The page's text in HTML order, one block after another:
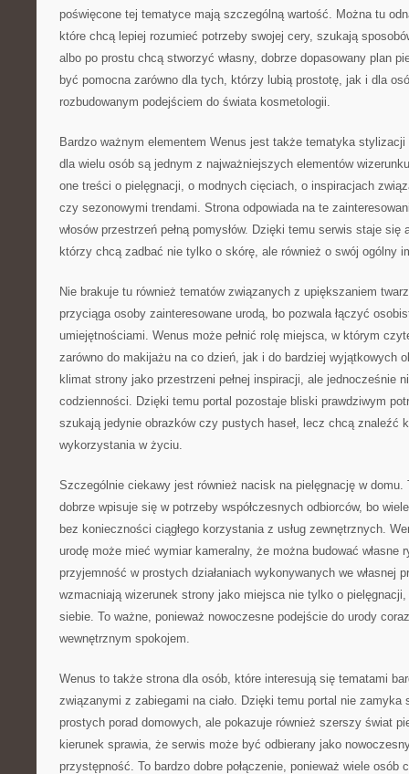
poświęcone tej tematyce mają szczególną wartość. Można tu
które chcą lepiej rozumieć potrzeby swojej cery, szukają
albo po prostu chcą stworzyć własny, dobrze dopasowany plan
być pomocna zarówno dla tych, którzy lubią prostotę, jak i dla
rozbudowanym podejściem do świata kosmetologii.
Bardzo ważnym elementem Wenus jest także tematyka stylizacji
dla wielu osób są jednym z najważniejszych elementów
one treści o pielęgnacji, o modnych cięciach, o inspiracjach
czy sezonowymi trendami. Strona odpowiada na te
włosów przestrzeń pełną pomysłów. Dzięki temu serwis staje
którzy chcą zadbać nie tylko o skórę, ale również o swój ogólny
Nie brakuje tu również tematów związanych z upiększaniem
przyciąga osoby zainteresowane urodą, bo pozwala łączyć
umiejętnościami. Wenus może pełnić rolę miejsca, w którym
zarówno do makijażu na co dzień, jak i do bardziej wyjątkowych
klimat strony jako przestrzeni pełnej inspiracji, ale jednocześnie
codzienności. Dzięki temu portal pozostaje bliski prawdziwym
szukają jedynie obrazków czy pustych haseł, lecz chcą znaleźć
wykorzystania w życiu.
Szczególnie ciekawy jest również nacisk na pielęgnację w domu.
dobrze wpisuje się w potrzeby współczesnych odbiorców, bo
bez konieczności ciągłego korzystania z usług zewnętrznych.
urodę może mieć wymiar kameralny, że można budować własne
przyjemność w prostych działaniach wykonywanych we własnej
wzmacniają wizerunek strony jako miejsca nie tylko o
siebie. To ważne, ponieważ nowoczesne podejście do urody
wewnętrznym spokojem.
Wenus to także strona dla osób, które interesują się tematami
związanymi z zabiegami na ciało. Dzięki temu portal nie zamyka
prostych porad domowych, ale pokazuje również szerszy świat
kierunek sprawia, że serwis może być odbierany jako
przystępność. To bardzo dobre połączenie, ponieważ wiele osób